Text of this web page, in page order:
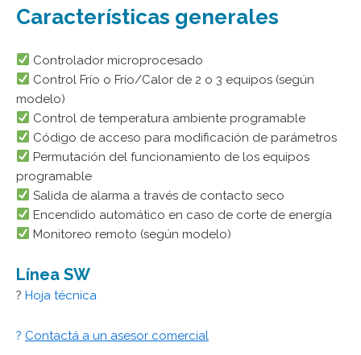
Características generales
Controlador microprocesado
Control Frío o Frío/Calor de 2 o 3 equipos (según
modelo)
Control de temperatura ambiente programable
Código de acceso para modificación de parámetros
Permutación del funcionamiento de los equipos
programable
Salida de alarma a través de contacto seco
Encendido automático en caso de corte de energía
Monitoreo remoto (según modelo)
Línea SW
? Hoja técnica
? Contactá a un asesor comercial